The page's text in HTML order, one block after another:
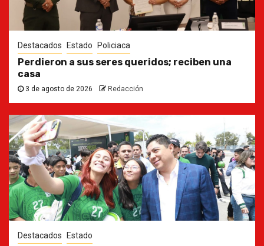
Destacados Estado Policiaca
Perdieron a sus seres queridos; reciben una
casa
3 de agosto de 2026 Redacción
Destacados Estado